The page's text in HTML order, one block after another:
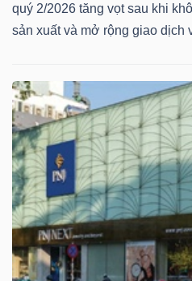
quý 2/2026 tăng vọt sau khi
sản xuất và mở rộng giao dịch